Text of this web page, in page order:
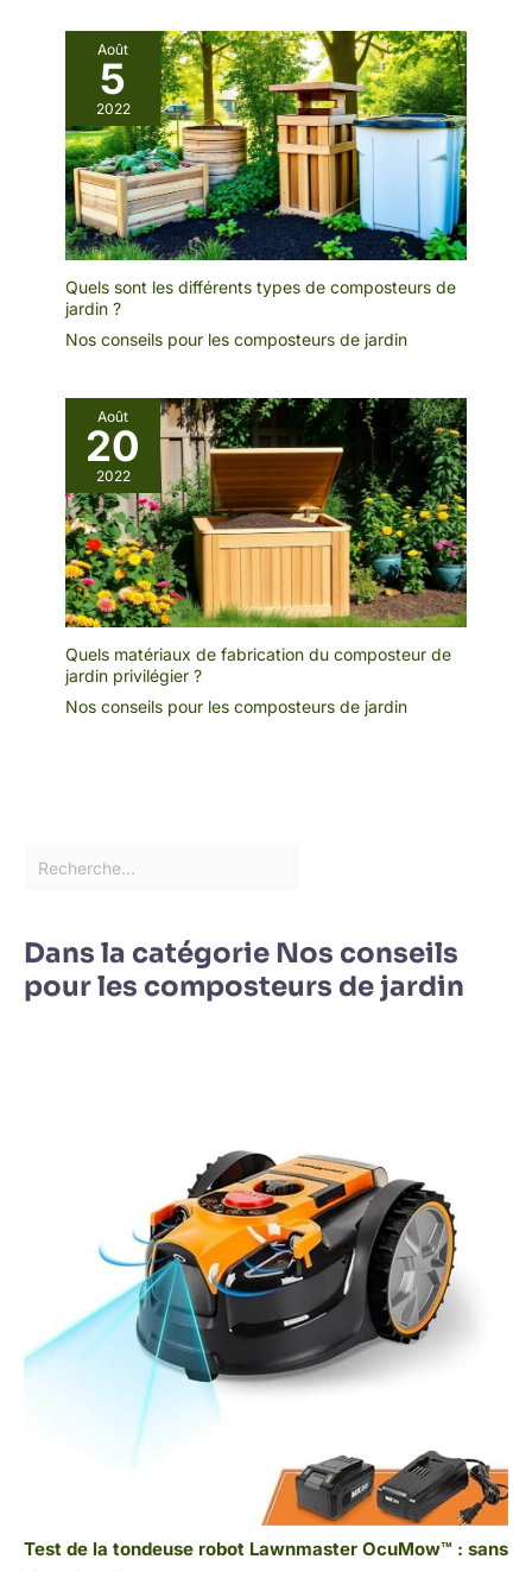
Août
5
2022
Quels sont les différents types de composteurs de
jardin ?
Nos conseils pour les composteurs de jardin
Août
20
2022
Quels matériaux de fabrication du composteur de
jardin privilégier ?
Nos conseils pour les composteurs de jardin
Dans la catégorie Nos conseils
pour les composteurs de jardin
Test de la tondeuse robot Lawnmaster OcuMow™ : sans